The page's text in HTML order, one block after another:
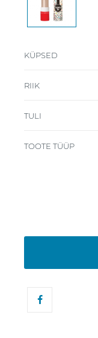
KÜPSED
RIIK
TULI
TOOTE TÜÜP